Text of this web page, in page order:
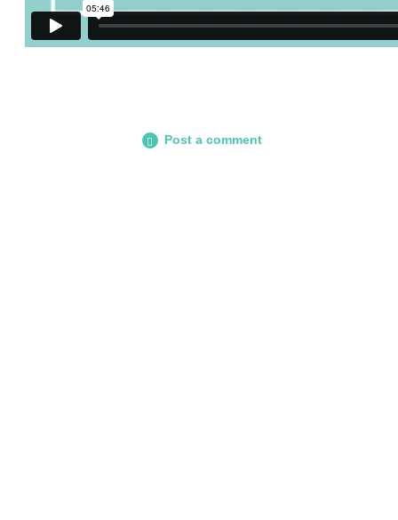
Post a comment